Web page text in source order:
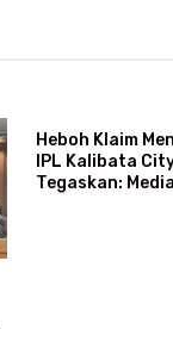
Heboh Klaim
IPL Kalibata
Tegaskan: